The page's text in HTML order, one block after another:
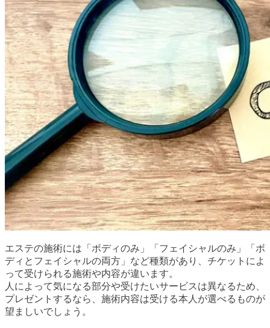
エステの施術には「ボディのみ」「フェイシャルのみ」「ボ
ディとフェイシャルの両方」など種類があり、チケットによ
って受けられる施術や内容が違います。
人によって気になる部分や受けたいサービスは異なるため、
プレゼントするなら、施術内容は受ける本人が選べるものが
望ましいでしょう。